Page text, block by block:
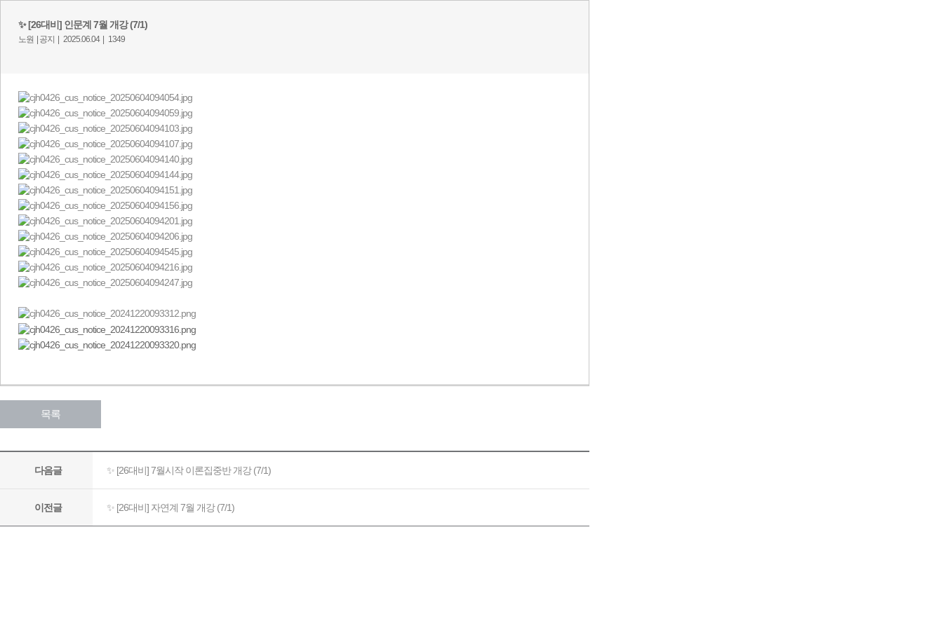
✨ [26대비] 인문계 7월 개강 (7/1)
노원 | 공지 | 2025.06.04 | 1349
목록
다음글 ✨ [26대비] 7월시작 이론집중반 개강 (7/1)
이전글 ✨ [26대비] 자연계 7월 개강 (7/1)